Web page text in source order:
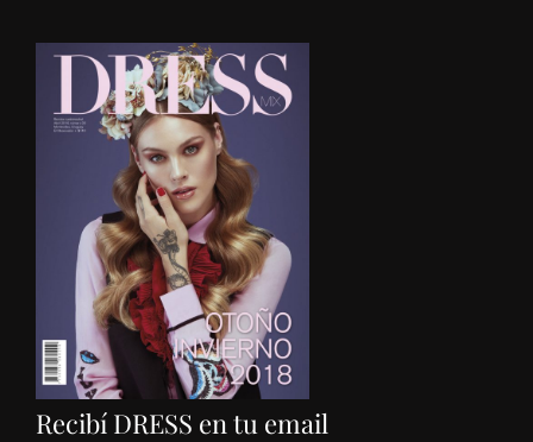
Recibí DRESS en tu email